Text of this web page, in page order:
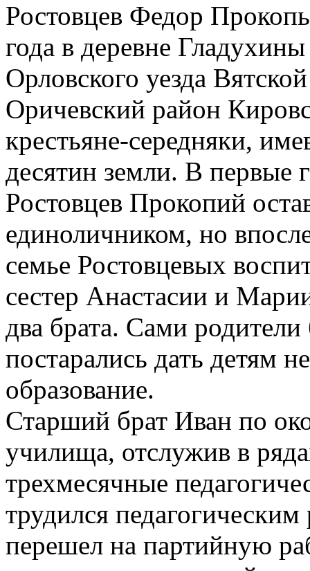
Ростовцев Федор
года в деревне
Орловского уезда
Оричевский район
крестьяне-середняки,
десятин земли. В первые
Ростовцев Прокопий
единоличником, но
семье Ростовцевых
сестер Анастасии и
два брата. Сами
постарались дать детям
образование.
Старший брат Иван по
училища, отслужив в
трехмесячные
трудился
перешел на партийную